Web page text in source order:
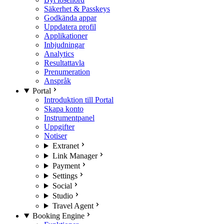
Säkerhet & Passkeys
Godkända appar
Uppdatera profil
Applikationer
Inbjudningar
Analytics
Resultattavla
Prenumeration
Anspråk
Portal
Introduktion till Portal
Skapa konto
Instrumentpanel
Uppgifter
Notiser
Extranet
Link Manager
Payment
Settings
Social
Studio
Travel Agent
Booking Engine